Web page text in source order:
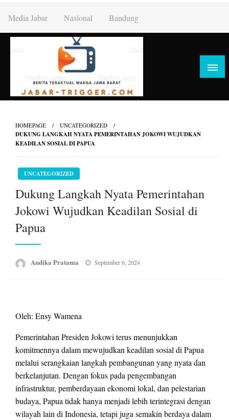
content
Media Jabar Nasional Bandung
HOMEPAGE UNCATEGORIZED
DUKUNG LANGKAH NYATA PEMERINTAHAN JOKOWI WUJUDKAN
KEADILAN SOSIAL DI PAPUA
UNCATEGORIZED
Dukung Langkah Nyata Pemerintahan
Jokowi Wujudkan Keadilan Sosial di
Papua
Andika Pratama
Posted
September 6, 2024
Oleh: Ensy Wamena
Pemerintahan Presiden Jokowi terus menunjukkan
komitmennya dalam mewujudkan keadilan sosial di Papua
melalui serangkaian langkah pembangunan yang nyata dan
berkelanjutan. Dengan fokus pada pengembangan
infrastruktur, pemberdayaan ekonomi lokal, dan pelestarian
budaya, Papua tidak hanya menjadi lebih terintegrasi dengan
wilayah lain di Indonesia, tetapi juga semakin berdaya dalam